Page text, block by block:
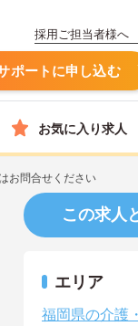
採用ご担当者様へ
ポートに申し込む
お気に入り求人
問合せください
この求人
エリア
福岡県の介護